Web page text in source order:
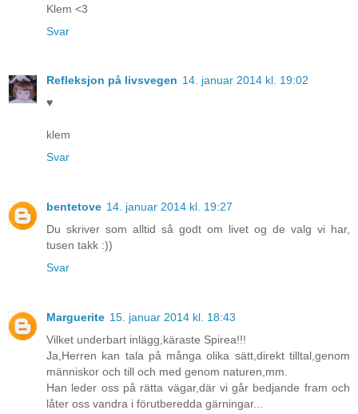
Klem <3
Svar
Refleksjon på livsvegen 14. januar 2014 kl. 19:02
♥
klem
Svar
bentetove 14. januar 2014 kl. 19:27
Du skriver som alltid så godt om livet og de valg vi har,
tusen takk :))
Svar
Marguerite 15. januar 2014 kl. 18:43
Vilket underbart inlägg,käraste Spirea!!!
Ja,Herren kan tala på många olika sätt,direkt tilltal,genom
människor och till och med genom naturen,mm.
Han leder oss på rätta vägar,där vi går bedjande fram och
låter oss vandra i förutberedda gärningar...